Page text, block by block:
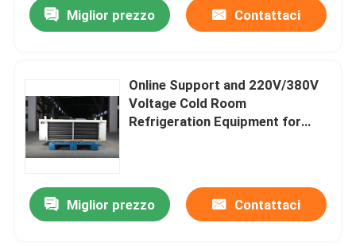
Miglior prezzo Contattaci
Online Support and 220V/380V
Voltage Cold Room
Refrigeration Equipment for
Miglior prezzo Contattaci